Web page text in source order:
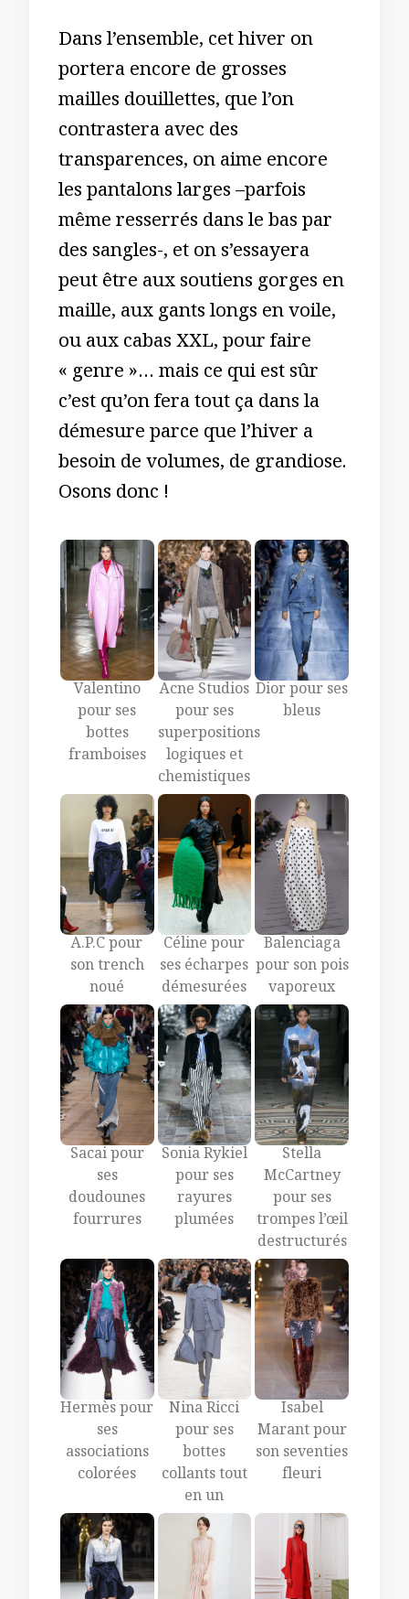
Dans l’ensemble, cet hiver on
portera encore de grosses
mailles douillettes, que l’on
contrastera avec des
transparences, on aime encore
les pantalons larges –parfois
même resserrés dans le bas par
des sangles-, et on s’essayera
peut être aux soutiens gorges en
maille, aux gants longs en voile,
ou aux cabas XXL, pour faire
« genre »… mais ce qui est sûr
c’est qu’on fera tout ça dans la
démesure parce que l’hiver a
besoin de volumes, de grandiose.
Osons donc !
Valentino
pour ses
bottes
framboises
Acne Studios
pour ses
superpositions
logiques et
chemistiques
Dior pour ses
bleus
A.P.C pour
son trench
noué
Céline pour
ses écharpes
démesurées
Balenciaga
pour son pois
vaporeux
Sacai pour
ses
doudounes
fourrures
Sonia Rykiel
pour ses
rayures
plumées
Stella
McCartney
pour ses
trompes l’œil
destructurés
Hermès pour
ses
associations
colorées
Nina Ricci
pour ses
bottes
collants tout
en un
Isabel
Marant pour
son seventies
fleuri